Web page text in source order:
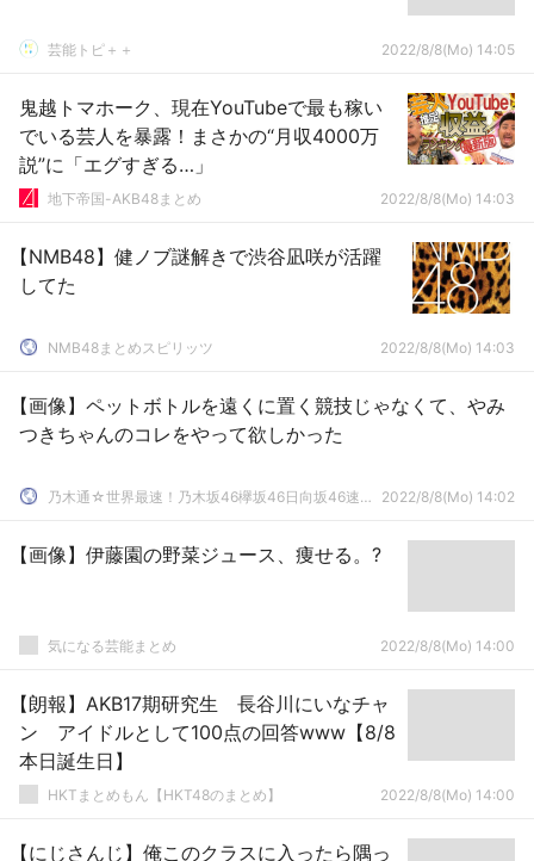
芸能トピ＋＋ 2022/8/8(Mo) 14:05
鬼越トマホーク、現在YouTubeで最も稼い
でいる芸人を暴露！まさかの“月収4000万
説”に「エグすぎる…」
地下帝国-AKB48まとめ 2022/8/8(Mo) 14:03
【NMB48】健ノブ謎解きで渋谷凪咲が活躍
してた
NMB48まとめスピリッツ 2022/8/8(Mo) 14:03
【画像】ペットボトルを遠くに置く競技じゃなくて、やみ
つきちゃんのコレをやって欲しかった
乃木通☆世界最速！乃木坂46欅坂46日向坂46速報まとめ 2022/8/8(Mo) 14:02
【画像】伊藤園の野菜ジュース、痩せる。?
気になる芸能まとめ 2022/8/8(Mo) 14:00
【朗報】AKB17期研究生 長谷川にいなチャ
ン アイドルとして100点の回答www【8/8
本日誕生日】
HKTまとめもん【HKT48のまとめ】 2022/8/8(Mo) 14:00
【にじさんじ】俺このクラスに入ったら隅っ